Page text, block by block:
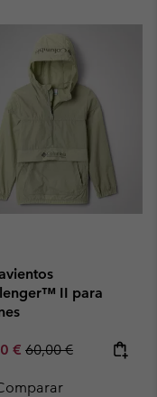
II para
€ Regular price:
60,00 €